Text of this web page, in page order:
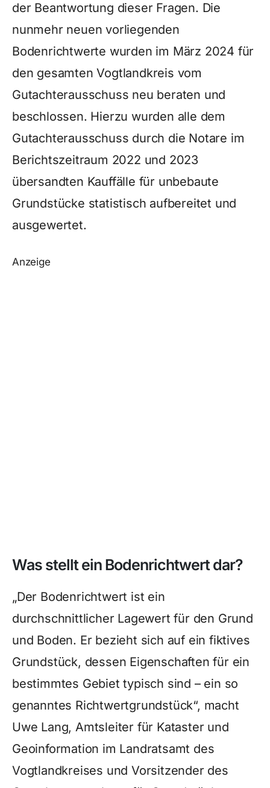
der Beantwortung dieser Fragen. Die
nunmehr neuen vorliegenden
Bodenrichtwerte wurden im März 2024 für
den gesamten Vogtlandkreis vom
Gutachterausschuss neu beraten und
beschlossen. Hierzu wurden alle dem
Gutachterausschuss durch die Notare im
Berichtszeitraum 2022 und 2023
übersandten Kauffälle für unbebaute
Grundstücke statistisch aufbereitet und
ausgewertet.
Anzeige
Was stellt ein Bodenrichtwert dar?
„Der Bodenrichtwert ist ein
durchschnittlicher Lagewert für den Grund
und Boden. Er bezieht sich auf ein fiktives
Grundstück, dessen Eigenschaften für ein
bestimmtes Gebiet typisch sind – ein so
genanntes Richtwertgrundstück“, macht
Uwe Lang, Amtsleiter für Kataster und
Geoinformation im Landratsamt des
Vogtlandkreises und Vorsitzender des